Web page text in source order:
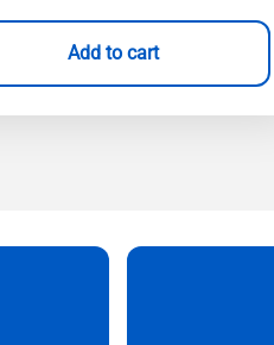
Add to cart